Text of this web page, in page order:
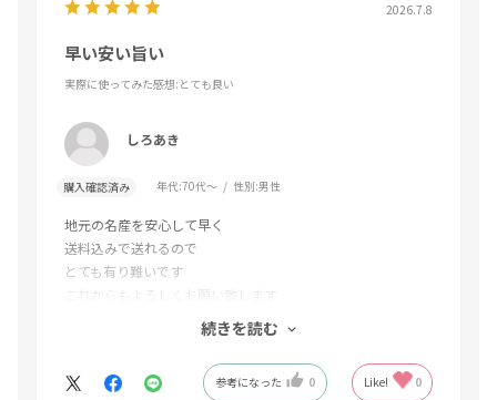
2026.7.8
早い安い旨い
実際に使ってみた感想:とても良い
しろあき
購入確認済み 年代:70代～ 性別:男性
地元の名産を安心して早く
送料込みで送れるので
とても有り難いです
これからもよろしくお願い致します
続きを読む
参考になった 0 Like! 0